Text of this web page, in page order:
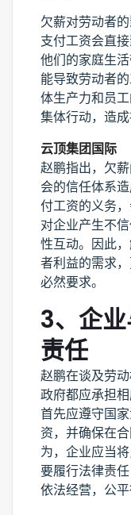
欠薪对劳动者
支付工资会直
他们的家庭生
能导致劳动者
体生产力和员
集体行动，造成
云顶集团国际
赵鹏指出，欠
会的信任体系
付工资的义务
对企业产生不
性互动。因此
者利益的需求
必然要求。
3、企
责任
赵鹏在谈及劳
政府都应承担
首先应遵守国
资，并确保在
为，企业应当
要履行法律责
依法经营，公平